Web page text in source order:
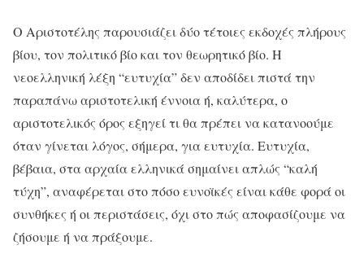
Ο Αριστοτέλης παρουσιάζει δύο τέτοιες εκδοχές πλήρους
βίου, τον πολιτικό βίο και τον θεωρητικό βίο. Η
νεοελληνική λέξη “ευτυχία” δεν αποδίδει πιστά την
παραπάνω αριστοτελική έννοια ή, καλύτερα, ο
αριστοτελικός όρος εξηγεί τι θα πρέπει να κατανοούμε
όταν γίνεται λόγος, σήμερα, για ευτυχία. Ευτυχία,
βέβαια, στα αρχαία ελληνικά σημαίνει απλώς “καλή
τύχη”, αναφέρεται στο πόσο ευνοϊκές είναι κάθε φορά οι
συνθήκες ή οι περιστάσεις, όχι στο πώς αποφασίζουμε να
ζήσουμε ή να πράξουμε.